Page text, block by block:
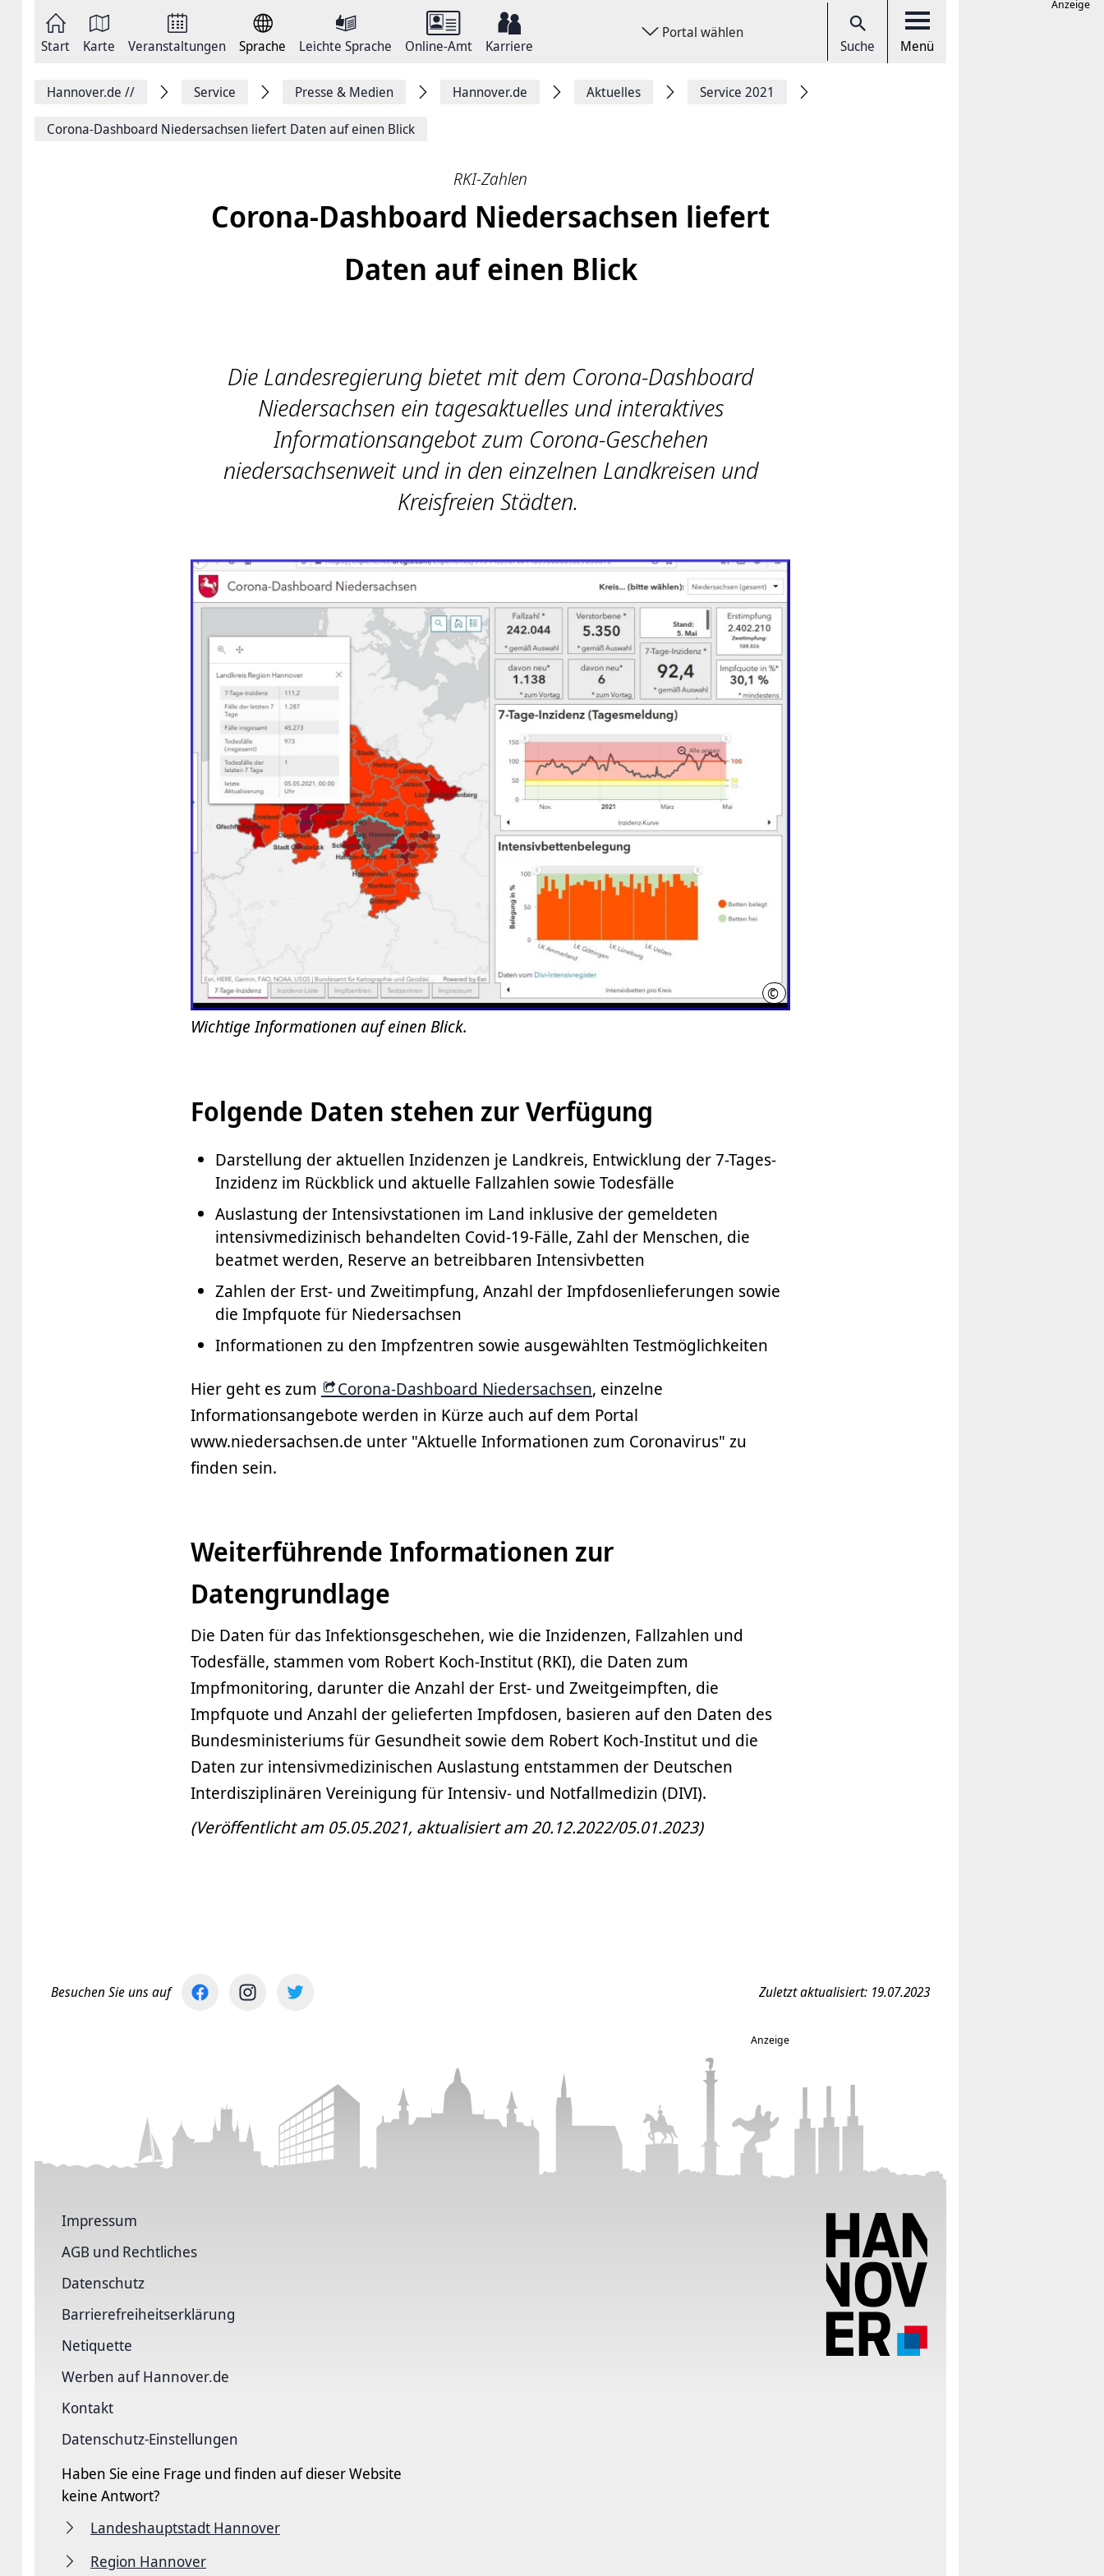
springen
Start Karte Veranstaltungen Sprache Leichte Sprache Online-Amt Karriere
Portal wählen
Suche Menü
FacebookHannover.de // Service Presse & Medien Hannover.de Aktuelles Service 2021
Corona-Dashboard Niedersachsen liefert Daten auf einen Blick
RKI-Zahlen
Corona-Dashboard Niedersachsen liefert
Daten auf einen Blick
Die Landesregierung bietet mit dem Corona-Dashboard
Niedersachsen ein tagesaktuelles und interaktives
Informationsangebot zum Corona-Geschehen
niedersachsenweit und in den einzelnen Landkreisen und
Kreisfreien Städten.
© hannover.de /Screenshot
Wichtige Informationen auf einen Blick.
Folgende Daten stehen zur Verfügung
Darstellung der aktuellen Inzidenzen je Landkreis, Entwicklung der 7-Tages-
Inzidenz im Rückblick und aktuelle Fallzahlen sowie Todesfälle
Auslastung der Intensivstationen im Land inklusive der gemeldeten
intensivmedizinisch behandelten Covid-19-Fälle, Zahl der Menschen, die
beatmet werden, Reserve an betreibbaren Intensivbetten
Zahlen der Erst- und Zweitimpfung, Anzahl der Impfdosenlieferungen sowie
die Impfquote für Niedersachsen
Informationen zu den Impfzentren sowie ausgewählten Testmöglichkeiten
Hier geht es zum
Corona-Dashboard Niedersachsen, einzelne
Informationsangebote werden in Kürze auch auf dem Portal
www.niedersachsen.de unter "Aktuelle Informationen zum Coronavirus" zu
finden sein.
Weiterführende Informationen zur
Datengrundlage
Die Daten für das Infektionsgeschehen, wie die Inzidenzen, Fallzahlen und
Todesfälle, stammen vom Robert Koch-Institut (RKI), die Daten zum
Impfmonitoring, darunter die Anzahl der Erst- und Zweitgeimpften, die
Impfquote und Anzahl der gelieferten Impfdosen, basieren auf den Daten des
Bundesministeriums für Gesundheit sowie dem Robert Koch-Institut und die
Daten zur intensivmedizinischen Auslastung entstammen der Deutschen
Interdisziplinären Vereinigung für Intensiv- und Notfallmedizin (DIVI).
(Veröffentlicht am 05.05.2021, aktualisiert am 20.12.2022/05.01.2023)
Besuchen Sie uns auf Zuletzt aktualisiert: 19.07.2023
Anzeige
Impressum
AGB und Rechtliches
Datenschutz
Barriere­freiheits­erklärung
Netiquette
Werben auf Hannover.de
Kontakt
Datenschutz-Einstellungen
Haben Sie eine Frage und finden auf dieser Website
keine Antwort?
Landeshauptstadt Hannover
Region Hannover
Anzeige